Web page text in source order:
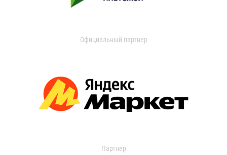
Официальный партнер
Партнер